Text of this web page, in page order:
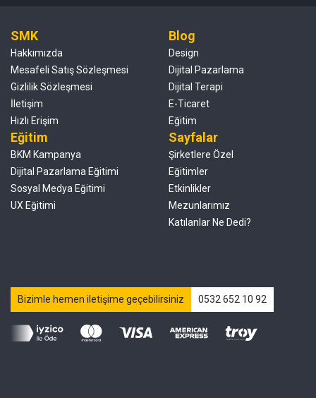
SMK
Hakkımızda
Mesafeli Satış Sözleşmesi
Gizlilik Sözleşmesi
İletişim
Hızlı Erişim
Blog
Design
Dijital Pazarlama
Dijital Terapi
E-Ticaret
Eğitim
Eğitim
BKM Kampanya
Dijital Pazarlama Eğitimi
Sosyal Medya Eğitimi
UX Eğitimi
Sayfalar
Şirketlere Özel
Eğitimler
Etkinlikler
Mezunlarımız
Katılanlar Ne Dedi?
Bizimle hemen iletişime geçebilirsiniz 0532 652 10 92